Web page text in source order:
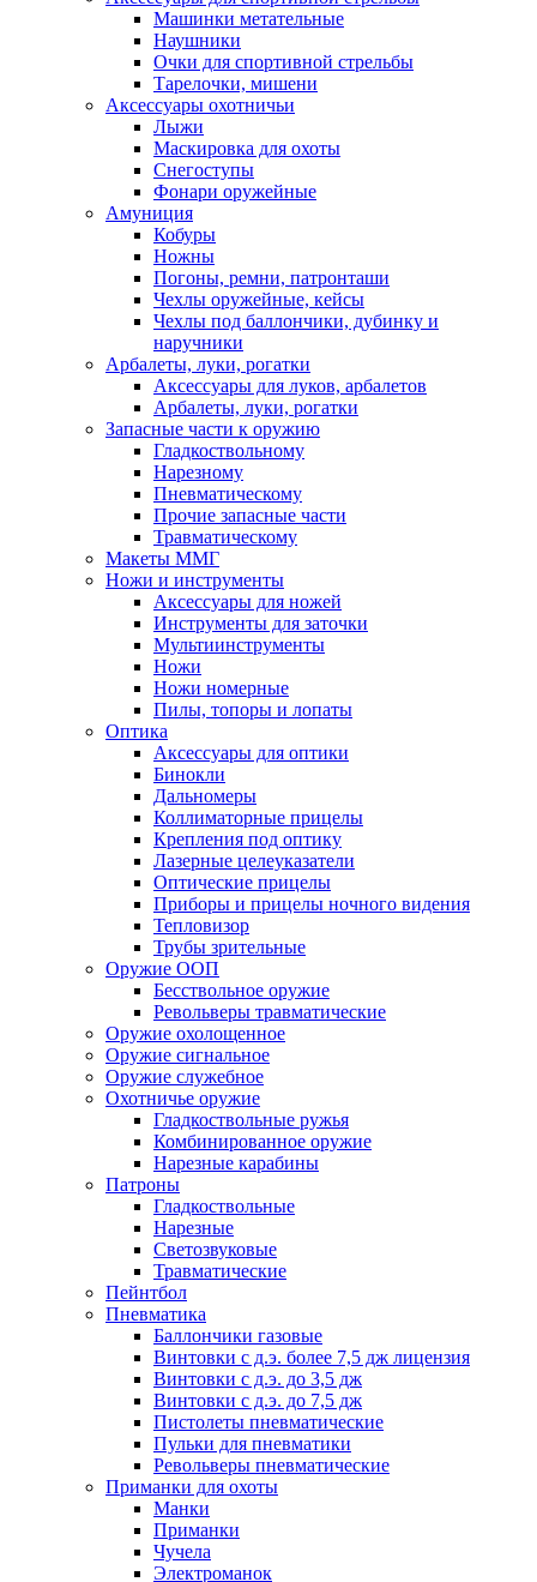
Машинки метательные
Наушники
Очки для спортивной стрельбы
Тарелочки, мишени
Аксессуары охотничьи
Лыжи
Маскировка для охоты
Снегоступы
Фонари оружейные
Амуниция
Кобуры
Ножны
Погоны, ремни, патронташи
Чехлы оружейные, кейсы
Чехлы под баллончики, дубинку и
наручники
Арбалеты, луки, рогатки
Аксессуары для луков, арбалетов
Арбалеты, луки, рогатки
Запасные части к оружию
Гладкоствольному
Нарезному
Пневматическому
Прочие запасные части
Травматическому
Макеты ММГ
Ножи и инструменты
Аксессуары для ножей
Инструменты для заточки
Мультиинструменты
Ножи
Ножи номерные
Пилы, топоры и лопаты
Оптика
Аксессуары для оптики
Бинокли
Дальномеры
Коллиматорные прицелы
Крепления под оптику
Лазерные целеуказатели
Оптические прицелы
Приборы и прицелы ночного видения
Тепловизор
Трубы зрительные
Оружие ООП
Бесствольное оружие
Револьверы травматические
Оружие охолощенное
Оружие сигнальное
Оружие служебное
Охотничье оружие
Гладкоствольные ружья
Комбинированное оружие
Нарезные карабины
Патроны
Гладкоствольные
Нарезные
Светозвуковые
Травматические
Пейнтбол
Пневматика
Баллончики газовые
Винтовки с д.э. более 7,5 дж лицензия
Винтовки с д.э. до 3,5 дж
Винтовки с д.э. до 7,5 дж
Пистолеты пневматические
Пульки для пневматики
Револьверы пневматические
Приманки для охоты
Манки
Приманки
Чучела
Электроманок